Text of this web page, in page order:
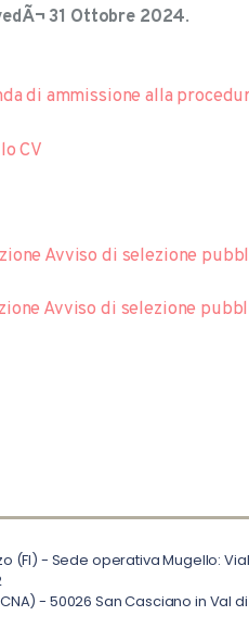
31 Ottobre 2024.
di ammissione alla
CV
Avviso di selezione
Avviso di selezione
(FI) - Sede operativa Mugello:
- 50026 San Casciano in Val di